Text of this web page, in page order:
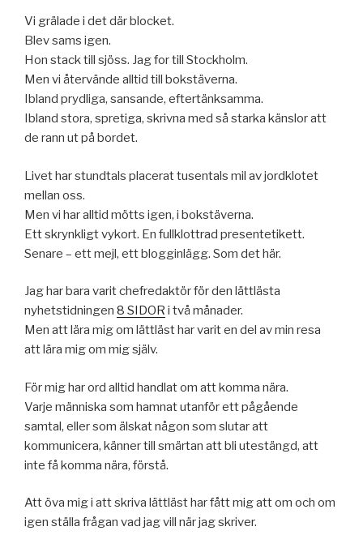
Vi grälade i det där blocket.
Blev sams igen.
Hon stack till sjöss. Jag for till Stockholm.
Men vi återvände alltid till bokstäverna.
Ibland prydliga, sansande, eftertänksamma.
Ibland stora, spretiga, skrivna med så starka känslor att
de rann ut på bordet.
Livet har stundtals placerat tusentals mil av jordklotet
mellan oss.
Men vi har alltid mötts igen, i bokstäverna.
Ett skrynkligt vykort. En fullklottrad presentetikett.
Senare – ett mejl, ett blogginlägg. Som det här.
Jag har bara varit chefredaktör för den lättlästa
nyhetstidningen 8 SIDOR i två månader.
Men att lära mig om lättläst har varit en del av min resa
att lära mig om mig själv.
För mig har ord alltid handlat om att komma nära.
Varje människa som hamnat utanför ett pågående
samtal, eller som älskat någon som slutar att
kommunicera, känner till smärtan att bli utestängd, att
inte få komma nära, förstå.
Att öva mig i att skriva lättläst har fått mig att om och om
igen ställa frågan vad jag vill när jag skriver.